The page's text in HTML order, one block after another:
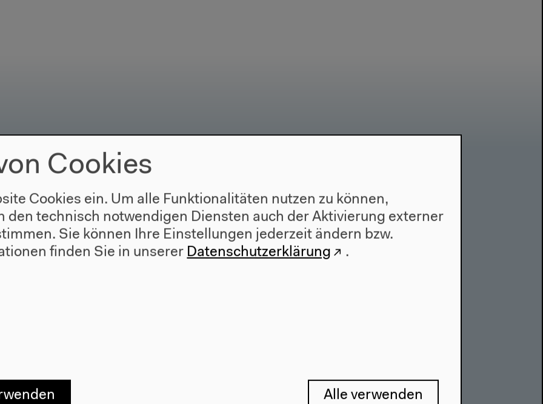
Anfahrt
Barrierefreiheit
Webshop
Presse
Team
Datenschutzeinstellungen
Datenschutzerklärung
Berlin
Cookies
Cookies ein. Um alle Funktionalitäten nutzen zu können,
den technisch notwendigen Diensten auch der Aktivierung externer
Sie können Ihre Einstellungen jederzeit ändern bzw.
finden Sie in unserer Datenschutzerklärung .
Alle verwenden